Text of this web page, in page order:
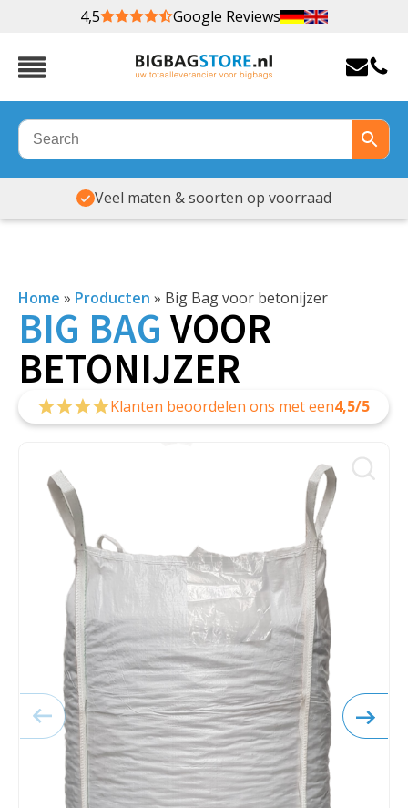
4,5 Google Reviews
Veel maten & soorten op voorraad
Home » Producten » Big Bag voor betonijzer
BIG BAGVOOR
BETONIJZER
Klanten beoordelen ons met een4,5/5